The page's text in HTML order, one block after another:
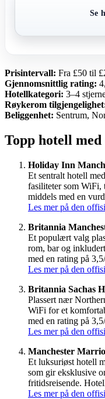
Se
Prisintervall: Fra £50 til
Gjennomsnittlig rating:
Hotellkategori: 3–4
Røykerom
Beliggenhet: Sentrum,
Topp hotell
Holiday Inn
Et sentralt hotell
fasiliteter som WiFi,
middels med en
Les mer på den
Britannia
Et populært valg
rom, bar og
med en rating på
Les mer på den
Britannia Sachas
Plassert nær
WiFi for et
med en rating på
Les mer på den
Manchester
Et luksuriøst hotell
som gir eksklusive
fritidsreisende.
Les mer på den